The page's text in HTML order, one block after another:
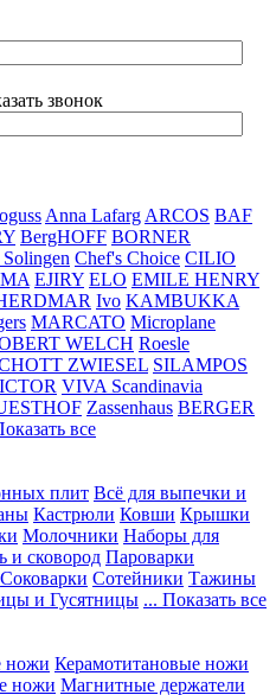
звонок
Anna Lafarg ARCOS BAF
BergHOFF BORNER
Chef's Choice CILIO
EJIRY ELO EMILE HENRY
Ivo KAMBUKKA
MARCATO Microplane
WELCH Roesle
ZWIESEL SILAMPOS
VIVA Scandinavia
Zassenhaus BERGER
все
плит Всё для выпечки и
Кастрюли Ковши Крышки
Молочники Наборы для
и сковород Пароварки
Соковарки Сотейники Тажины
и Гусятницы ... Показать все
ножи Керамотитановые ножи
ножи Магнитные держатели